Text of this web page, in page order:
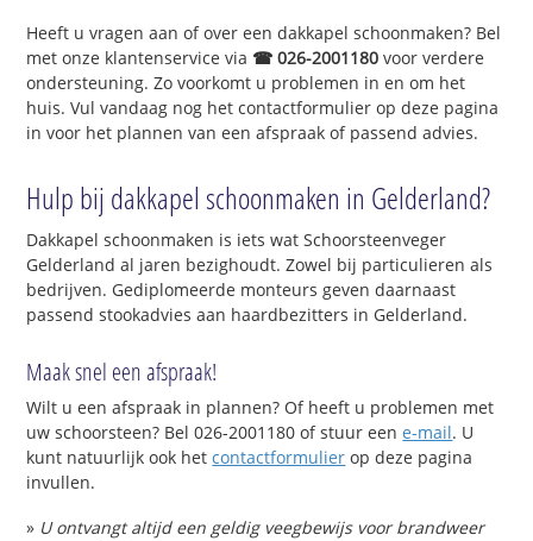
Heeft u vragen aan of over een dakkapel schoonmaken? Bel
met onze klantenservice via ☎ 026-2001180 voor verdere
ondersteuning. Zo voorkomt u problemen in en om het
huis. Vul vandaag nog het contactformulier op deze pagina
in voor het plannen van een afspraak of passend advies.
Hulp bij dakkapel schoonmaken in Gelderland?
Dakkapel schoonmaken is iets wat Schoorsteenveger
Gelderland al jaren bezighoudt. Zowel bij particulieren als
bedrijven. Gediplomeerde monteurs geven daarnaast
passend stookadvies aan haardbezitters in Gelderland.
Maak snel een afspraak!
Wilt u een afspraak in plannen? Of heeft u problemen met
uw schoorsteen? Bel 026-2001180 of stuur eene-mail. U
kunt natuurlijk ook hetcontactformulier op deze pagina
invullen.
» U ontvangt altijd een geldig veegbewijs voor brandweer